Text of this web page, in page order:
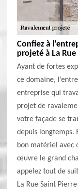
Confiez à
projeté à La
Ayant de fortes
ce domaine,
entreprise qui
projet de
votre façade se
depuis longtemps.
bon matériel avec
œuvre le grand
appelez tout de
La Rue Saint